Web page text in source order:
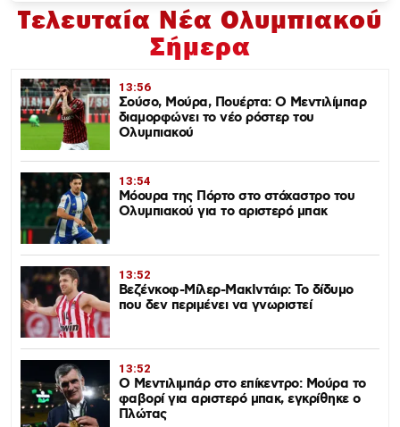
Τελευταία Νέα Ολυμπιακού
Σήμερα
13:56
Σούσο, Μούρα, Πουέρτα: Ο Μεντιλίμπαρ
διαμορφώνει το νέο ρόστερ του
Ολυμπιακού
13:54
Μόουρα της Πόρτο στο στόχαστρο του
Ολυμπιακού για το αριστερό μπακ
13:52
Βεζένκοφ-Μίλερ-ΜακΙντάιρ: Το δίδυμο
που δεν περιμένει να γνωριστεί
13:52
Ο Μεντιλιμπάρ στο επίκεντρο: Μούρα το
φαβορί για αριστερό μπακ, εγκρίθηκε ο
Πλώτας